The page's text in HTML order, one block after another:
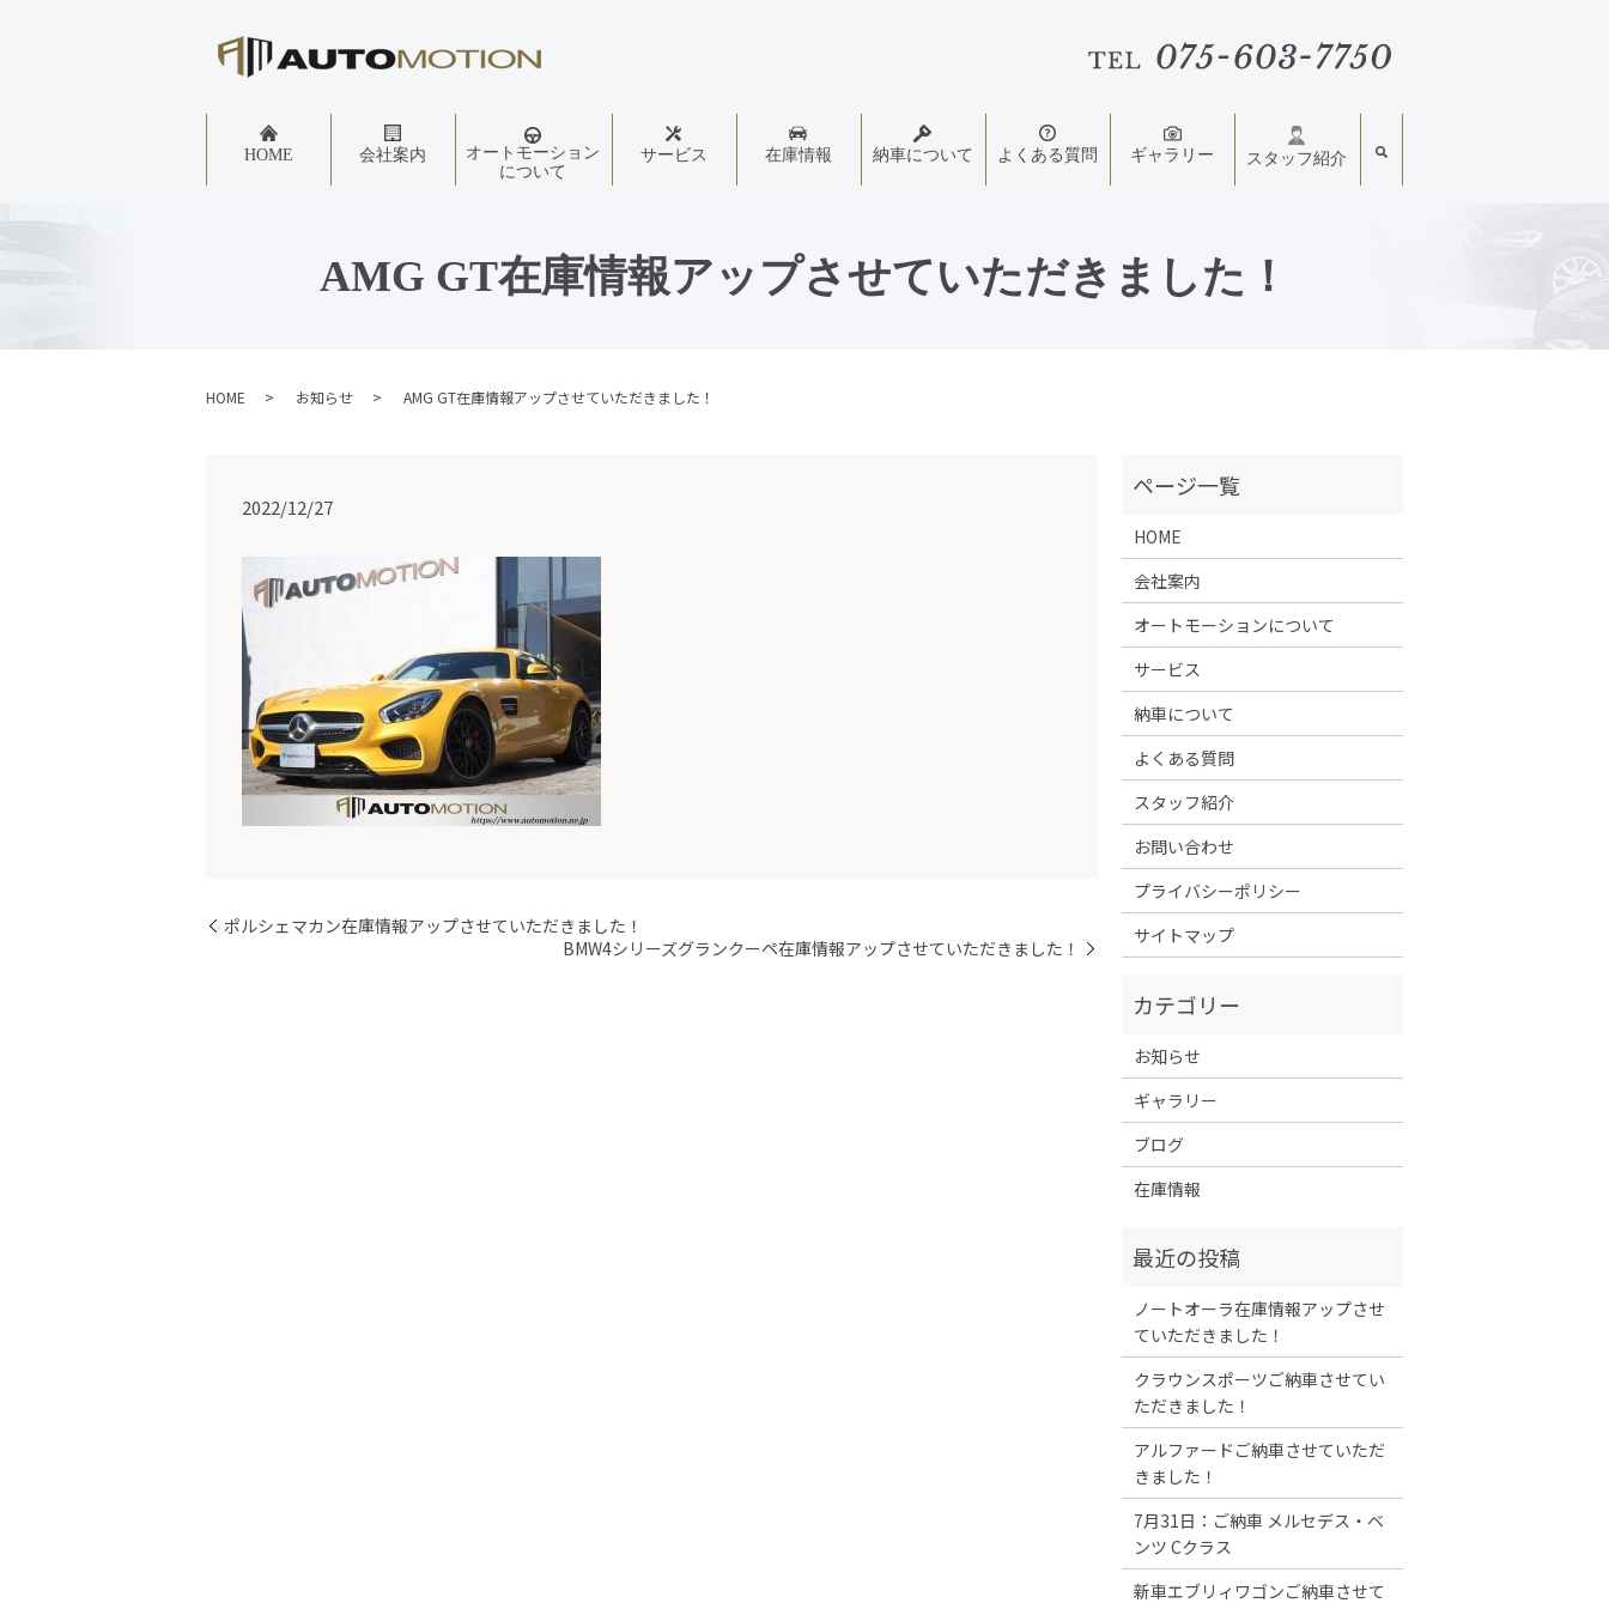
HOME 会社案内
オートモーション
について
サービス 在庫情報 納車について よくある質問 ギャラリー スタッフ紹介
AMG GT在庫情報アップさせていただきました！
HOME お知らせ AMG GT在庫情報アップさせていただきました！
2022/12/27
ポルシェマカン在庫情報アップさせていただきました！
BMW4シリーズグランクーペ在庫情報アップさせていただきました！
HOME
会社案内
オートモーションについて
サービス
納車について
よくある質問
スタッフ紹介
お問い合わせ
プライバシーポリシー
サイトマップ
お知らせ
ギャラリー
ブログ
在庫情報
ノートオーラ在庫情報アップさせ
ていただきました！
クラウンスポーツご納車させてい
ただきました！
アルファードご納車させていただ
きました！
7月31日：ご納車 メルセデス・ベ
ンツ Cクラス
新車エブリィワゴンご納車させて